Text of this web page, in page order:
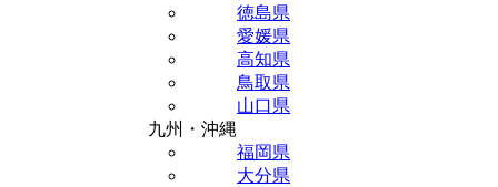
徳島県
愛媛県
高知県
鳥取県
山口県
九州・沖縄
福岡県
大分県